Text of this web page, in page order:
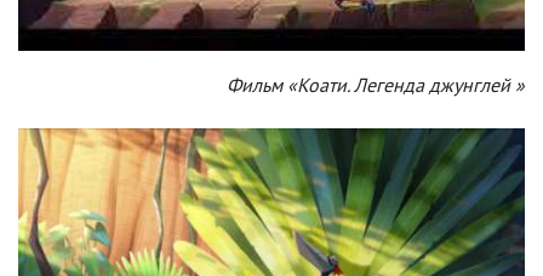
Фильм «Коати. Легенда джунглей »